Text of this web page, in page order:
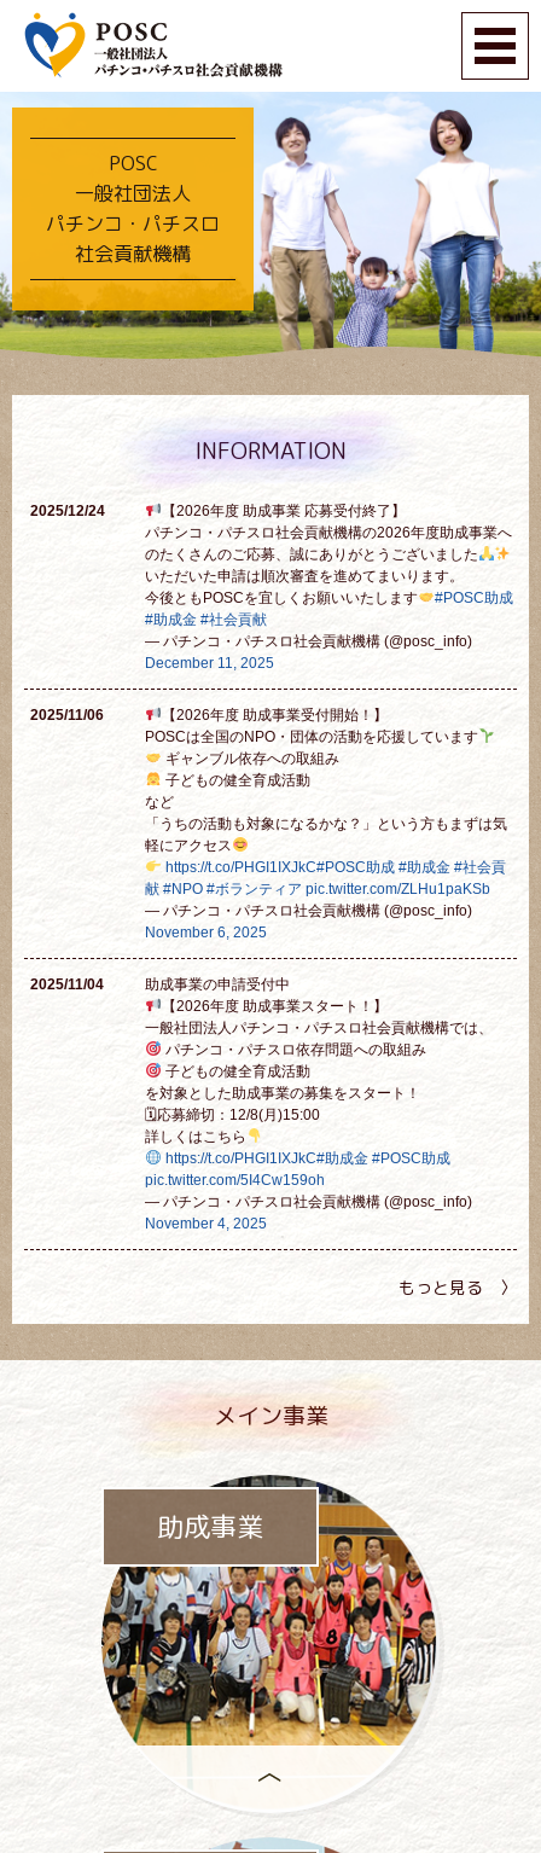
POSC
一般社団法人
パチンコ・パチスロ
社会貢献機構
INFORMATION
2025/12/24
【2026年度 助成事業 応募受付終了】
パチンコ・パチスロ社会貢献機構の2026年度助成事業へ
のたくさんのご応募、誠にありがとうございました
いただいた申請は順次審査を進めてまいります。
今後ともPOSCを宜しくお願いいたします
#POSC助成
#助成金 #社会貢献
— パチンコ・パチスロ社会貢献機構 (@posc_info)
December 11, 2025
2025/11/06
【2026年度 助成事業受付開始！】
POSCは全国のNPO・団体の活動を応援しています
ギャンブル依存への取組み
子どもの健全育成活動
など
「うちの活動も対象になるかな？」という方もまずは気
軽にアクセス
https://t.co/PHGI1IXJkC#POSC助成 #助成金 #社会貢
献 #NPO #ボランティア pic.twitter.com/ZLHu1paKSb
— パチンコ・パチスロ社会貢献機構 (@posc_info)
November 6, 2025
2025/11/04
助成事業の申請受付中
【2026年度 助成事業スタート！】
一般社団法人パチンコ・パチスロ社会貢献機構では、
パチンコ・パチスロ依存問題への取組み
子どもの健全育成活動
を対象とした助成事業の募集をスタート！
🗓応募締切：12/8(月)15:00
詳しくはこちら
https://t.co/PHGI1IXJkC#助成金 #POSC助成
pic.twitter.com/5I4Cw159oh
— パチンコ・パチスロ社会貢献機構 (@posc_info)
November 4, 2025
もっと見る 〉
メイン事業
助成事業
助成事業は、